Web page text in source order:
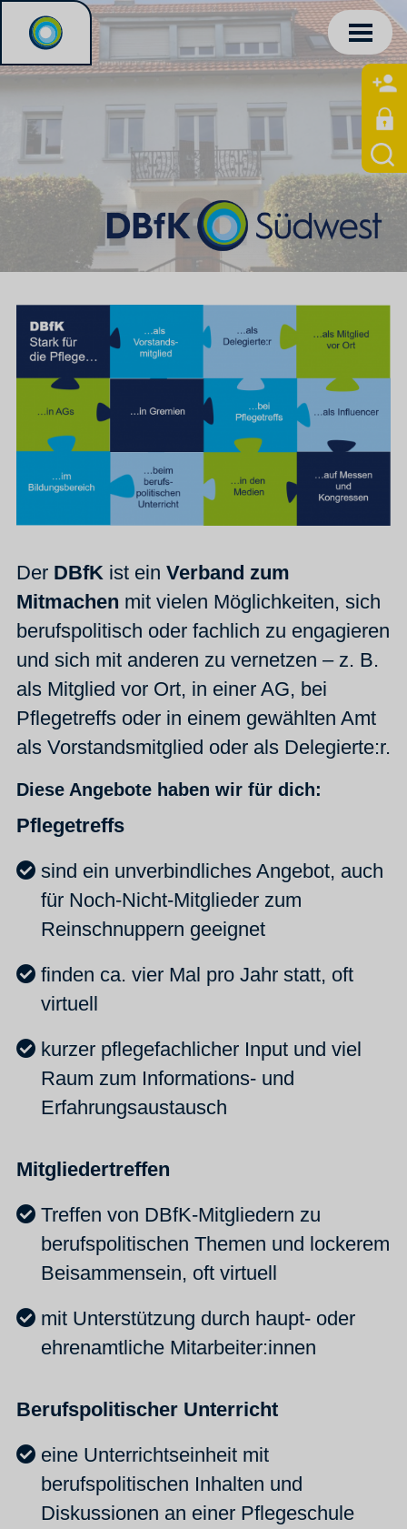
Der DBfK ist ein Verband zum
Mitmachen mit vielen Möglichkeiten, sich
berufspolitisch oder fachlich zu engagieren
und sich mit anderen zu vernetzen – z. B.
als Mitglied vor Ort, in einer AG, bei
Pflegetreffs oder in einem gewählten Amt
als Vorstandsmitglied oder als Delegierte:r.
Diese Angebote haben wir für dich:
Pflegetreffs
sind ein unverbindliches Angebot, auch
für Noch-Nicht-Mitglieder zum
Reinschnuppern geeignet
finden ca. vier Mal pro Jahr statt, oft
virtuell
kurzer pflegefachlicher Input und viel
Raum zum Informations- und
Erfahrungsaustausch
Mitgliedertreffen
Treffen von DBfK-Mitgliedern zu
berufspolitischen Themen und lockerem
Beisammensein, oft virtuell
mit Unterstützung durch haupt- oder
ehrenamtliche Mitarbeiter:innen
Berufspolitischer Unterricht
eine Unterrichtseinheit mit
berufspolitischen Inhalten und
Diskussionen an einer Pflegeschule